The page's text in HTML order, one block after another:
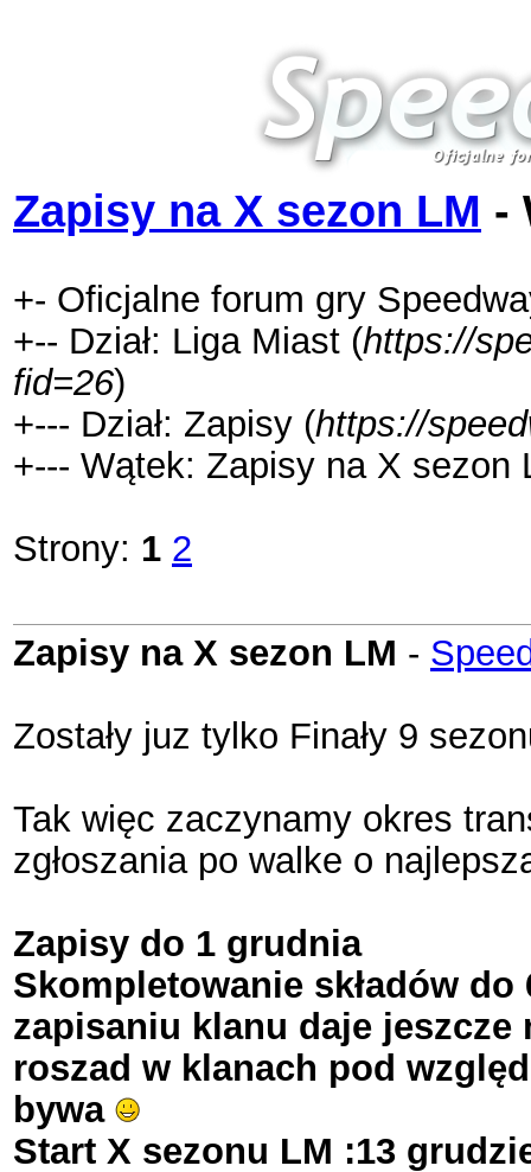
Zapisy na X sezon LM -
+- Oficjalne forum gry
+-- Dział: Liga Miast (https://
fid=26)
+--- Dział: Zapisy (https://
+--- Wątek: Zapisy na X sezon
Strony: 1 2
Zapisy na X sezon LM -
Zostały juz tylko Finały 9
Tak więc zaczynamy okres
zgłoszania po walke o
Zapisy do 1 grudnia
Skompletowanie składów do
zapisaniu klanu daje
roszad w klanach pod
bywa
Start X sezonu LM :13